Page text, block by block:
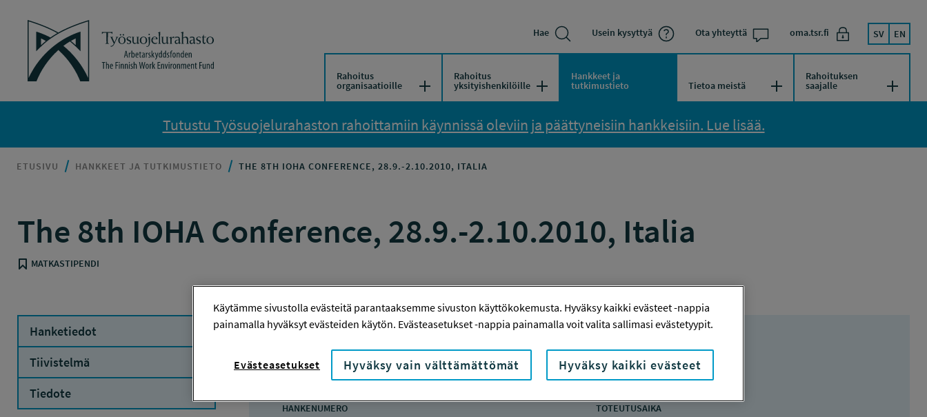
Työsuojelurahasto
Hae Usein kysyttyä Ota yhteyttä oma.tsr.fi SV EN
Rahoitus
organisaatioille Avaa/Sulje valikko
Rahoitus
yksityishenkilöille Avaa/Sulje valikko
Hankkeet ja
tutkimustieto Tietoa meistä Avaa/Sulje valikko
Rahoituksen
saajalle Avaa/
Tutustu Työsuojelurahaston rahoittamiin käynnissä oleviin ja päättyneisiin hankkeisiin. Lue lisää.
ETUSIVU HANKKEET JA TUTKIMUSTIETO THE 8TH IOHA CONFERENCE, 28.9.-2.10.2010, ITALIA
The 8th IOHA Conference, 28.9.-2.10.2010, Italia
MATKASTIPENDI
Hanketiedot
Tiivistelmä
Tiedote
Hanketiedot
HANKENUMERO TOTEUTUSAIKA
Käytämme sivustolla evästeitä parantaaksemme sivuston käyttökokemusta. Hyväksy kaikki evästeet -nappia
painamalla hyväksyt evästeiden käytön. Evästeasetukset -nappia painamalla voit valita sallimasi evästetyypit.
Hyväksy vain välttämättömät Hyväksy kaikki evästeet
Evästeasetukset